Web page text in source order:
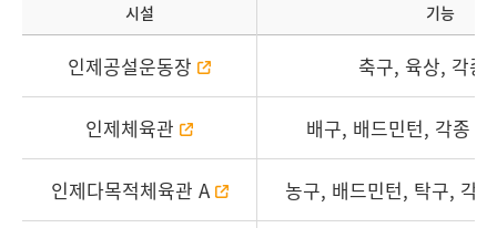
시설 기능
인제공설운동장 축구, 육상, 각종
인제체육관 배구, 배드민턴, 각종
인제다목적체육관 A 농구, 배드민턴, 탁구, 각